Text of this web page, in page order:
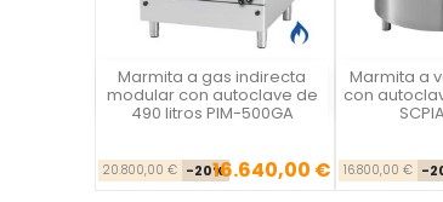
Marmita a gas indirecta
modular con autoclave de
490 litros PIM-500GA
Precio base
20.800,00 € -20% Precio
16.640,00 €

Vista rápida Marmita a
con
16.800,00 € -
Vista